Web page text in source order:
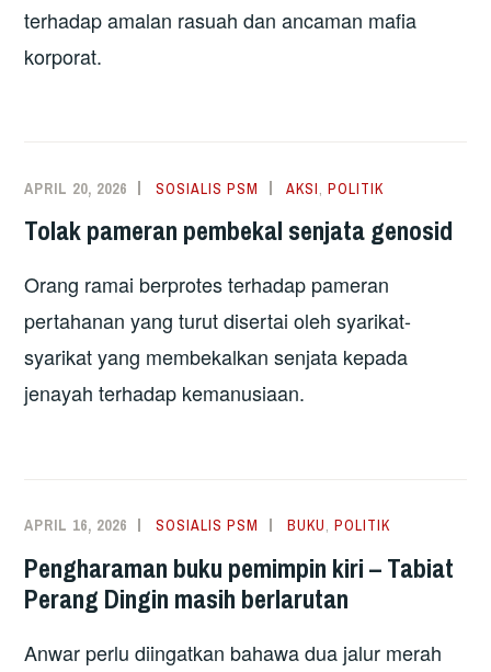
terhadap amalan rasuah dan ancaman mafia
korporat.
APRIL 20, 2026 SOSIALIS PSM AKSI,POLITIK
Tolak pameran pembekal senjata genosid
Orang ramai berprotes terhadap pameran
pertahanan yang turut disertai oleh syarikat-
syarikat yang membekalkan senjata kepada
jenayah terhadap kemanusiaan.
APRIL 16, 2026 SOSIALIS PSM BUKU,POLITIK
Pengharaman buku pemimpin kiri – Tabiat
Perang Dingin masih berlarutan
Anwar perlu diingatkan bahawa dua jalur merah